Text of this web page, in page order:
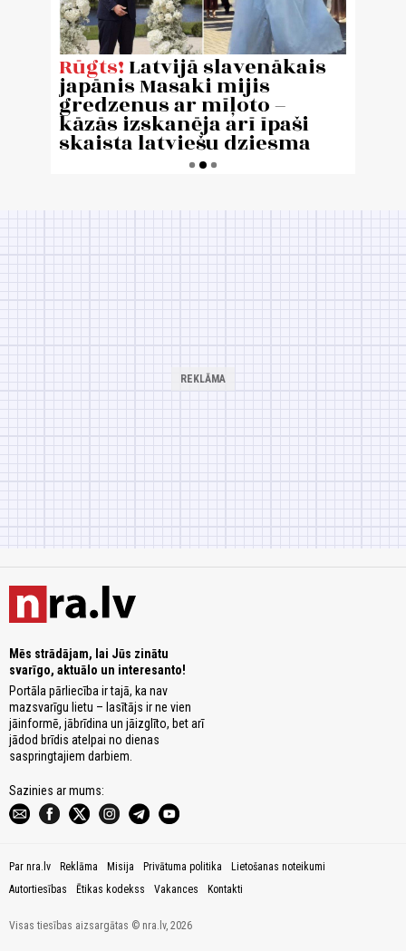
Mēs strādājam, lai Jūs zinātu
svarīgo, aktuālo un interesanto!
Portāla pārliecība ir tajā, ka nav
mazsvarīgu lietu – lasītājs ir ne vien
jāinformē, jābrīdina un jāizglīto, bet arī
jādod brīdis atelpai no dienas
saspringtajiem darbiem.
Sazinies ar mums:
Par nra.lv Reklāma Misija Privātuma politika
Lietošanas noteikumi
Autortiesības
Ētikas kodekss Vakances Kontakti
Visas tiesības aizsargātas © nra.lv, 2026